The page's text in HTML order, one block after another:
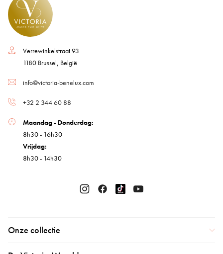
Verrewinkelstraat 93
1180 Brussel, België
info@victoria-benelux.com
+32 2 344 60 88
Maandag - Donderdag:
8h30 - 16h30
Vrijdag:
8h30 - 14h30
Onze collectie